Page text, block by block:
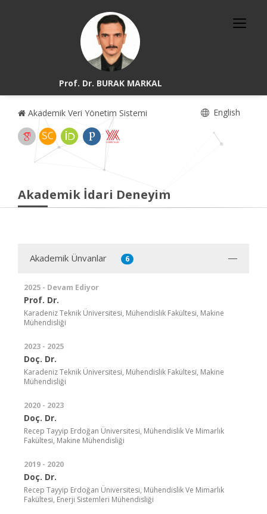
Prof. Dr. BURAK MARKAL
Akademik Veri Yönetim Sistemi English
Akademik İdari Deneyim
Akademik Ünvanlar 6
2025 - Devam Ediyor
Prof. Dr.
Karadeniz Teknik Üniversitesi, Mühendislik Fakültesi, Makine
Mühendisliği
2023 - 2025
Doç. Dr.
Karadeniz Teknik Üniversitesi, Mühendislik Fakültesi, Makine
Mühendisliği
2020 - 2023
Doç. Dr.
Recep Tayyip Erdoğan Üniversitesi, Mühendislik Ve Mimarlık
Fakültesi, Makine Mühendisliği
2019 - 2020
Doç. Dr.
Recep Tayyip Erdoğan Üniversitesi, Mühendislik Ve Mimarlık
Fakültesi, Enerji Sistemleri Mühendisliği